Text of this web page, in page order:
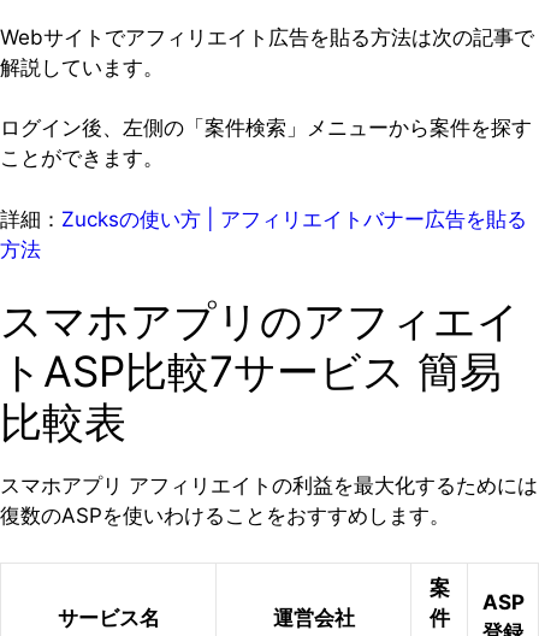
Webサイトでアフィリエイト広告を貼る方法は次の記事で
解説しています。
ログイン後、左側の「案件検索」メニューから案件を探す
ことができます。
詳細： Zucksの使い方 | アフィリエイトバナー広告を貼る
方法
スマホアプリのアフィエイ
トASP比較7サービス 簡易
比較表
スマホアプリ アフィリエイトの利益を最大化するためには
復数のASPを使いわけることをおすすめします。
サービス名 運営会社
案
件
ASP